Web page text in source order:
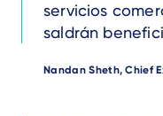
servicios
saldrán
Author
Nandan Sheth, Chief